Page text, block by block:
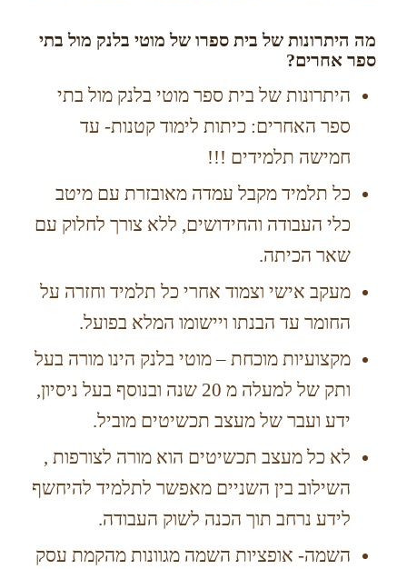
מה היתרונות של בית ספרו של מוטי בלנק מול בתי
ספר אחרים?
היתרונות של בית ספר מוטי בלנק מול בתי
ספר האחרים: כיתות לימוד קטנות- עד
חמישה תלמידים !!!
כל תלמיד מקבל עמדה מאובזרת עם מיטב
כלי העבודה והחידושים, ללא צורך לחלוק עם
שאר הכיתה.
מעקב אישי וצמוד אחרי כל תלמיד וחזרה על
החומר עד הבנתו ויישומו המלא בפועל.
מקצועיות מוכחת – מוטי בלנק הינו מורה בעל
ותק של למעלה מ 20 שנה ובנוסף בעל ניסיון,
ידע ועבר של מעצב תכשיטים מוביל.
לא כל מעצב תכשיטים הוא מורה לצורפות ,
השילוב בין השניים מאפשר לתלמיד להיחשף
לידע נרחב תוך הכנה לשוק העבודה.
השמה- אופציות השמה מגוונות מהקמת עסק